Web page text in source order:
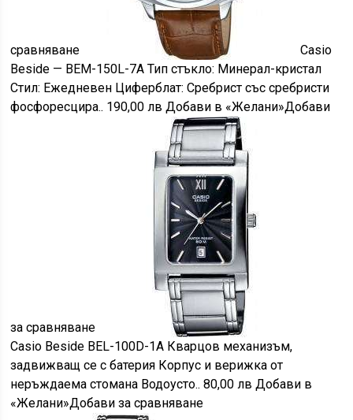
сравняване
Casio
Beside — BEM-150L-7A Тип стъкло: Минерал-кристал
Стил: Eжедневен Циферблат: Сребрист със сребристи
фосфоресцира.. 190,00 лв Добави в «Желани»Добави
за сравняване
Casio Beside BEL-100D-1A Кварцов механизъм,
задвижващ се с батерия Корпус и верижка от
неръждаема стомана Водоусто.. 80,00 лв Добави в
«Желани»Добави за сравняване